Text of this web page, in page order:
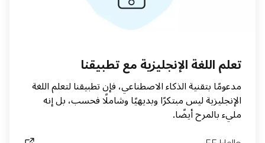
تعلم اللغة الإنجليزية مع تطبيقنا
مدعومًا بتقنية الذكاء الاصطناعي، فإن تطبيقنا لتعلم اللغة
الإنجليزية ليس مبتكرًا وبديهيًا وشاملًا فحسب، بل إنه
مليء بالمرح أيضًا.